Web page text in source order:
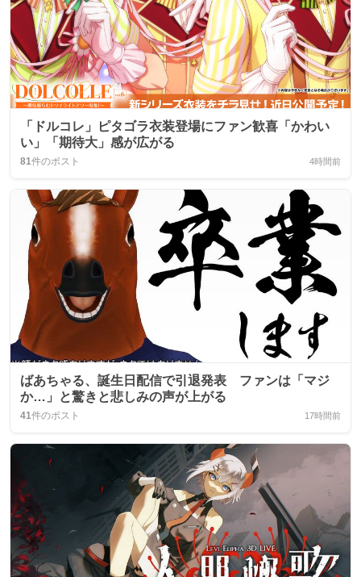
「ドルコレ」ピタゴラ衣装登場にファン歓喜「かわい
い」「期待大」感が広がる
81件のポスト 4時間前
ばあちゃる、誕生日配信で引退発表 ファンは「マジ
か…」と驚きと悲しみの声が上がる
41件のポスト 17時間前